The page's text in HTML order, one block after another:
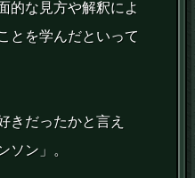
的な見方や解釈によ
とを学んだといって
きだったかと言え
ソン」。